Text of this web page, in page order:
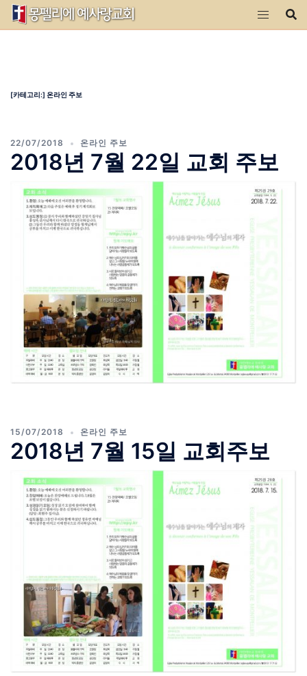
Skip
[카테고리:] 온라인 주보
22/07/2018 온라인 주보
2018년 7월 22일 교회 주보
15/07/2018 온라인 주보
2018년 7월 15일 교회주보